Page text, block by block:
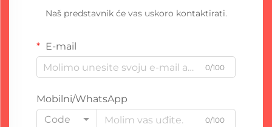
Naš predstavnik će vas uskoro kontaktirati.
E-mail
0/100
Mobilni/WhatsApp
Code
0/100